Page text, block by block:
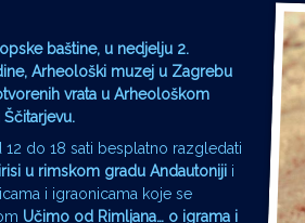
baštine, u nedjelju 2.
Arheološki muzej u Zagrebu
vrata u Arheološkom
do 18 sati besplatno razgledati
u rimskom gradu Andautoniji i
i igraonicama koje se
Učimo od Rimljana… o igrama i